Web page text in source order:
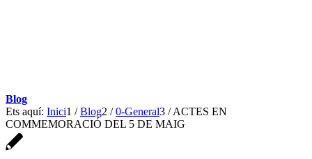
Blog
Ets aquí: Inici1 / Blog2 / 0-General3 / ACTES EN
COMMEMORACIÓ DEL 5 DE MAIG